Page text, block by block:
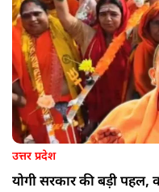
उत्तर प्रदेश
योगी सरकार की बड़ी पहल,